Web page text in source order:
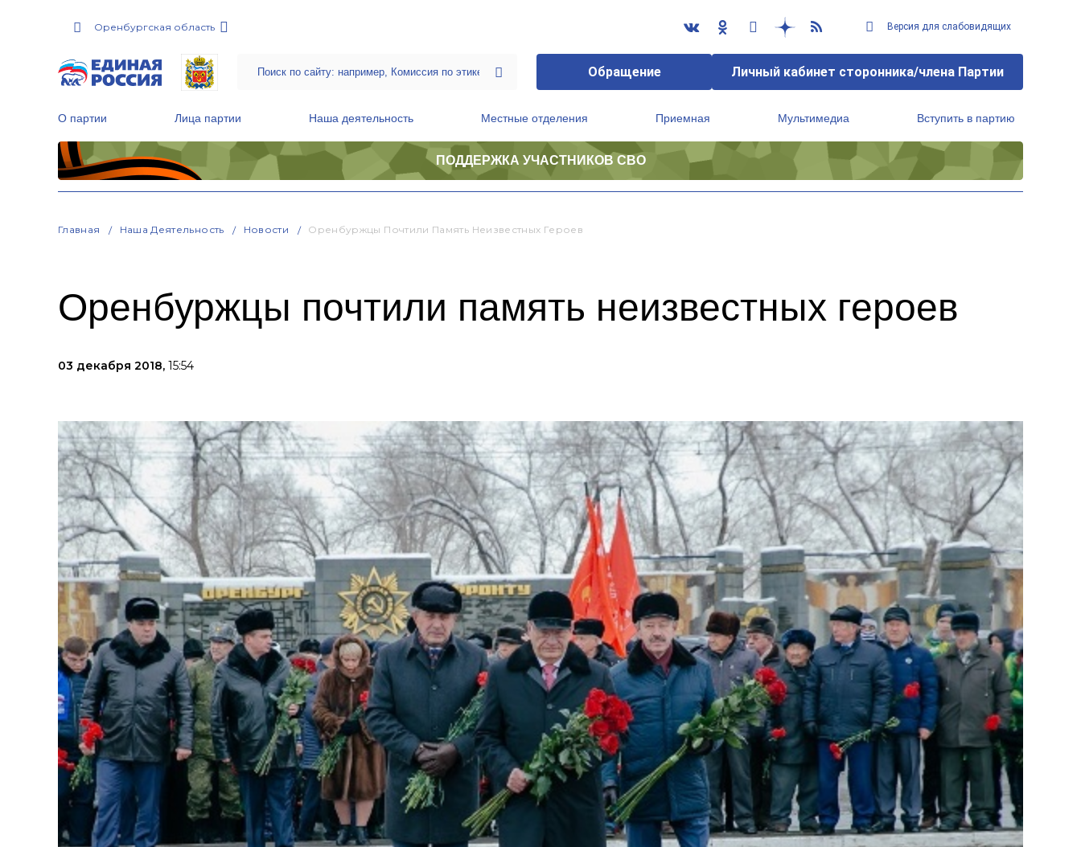
Оренбургская область Версия для слабовидящих
Обращение Личный кабинет сторонника/члена Партии
О партии Лица партии Наша деятельность Местные отделения Приемная Мультимедиа Вступить в партию
ПОДДЕРЖКА УЧАСТНИКОВ СВО
Главная Наша Деятельность Новости Оренбуржцы Почтили Память Неизвестных Героев
Оренбуржцы почтили память неизвестных героев
03 декабря 2018, 15:54